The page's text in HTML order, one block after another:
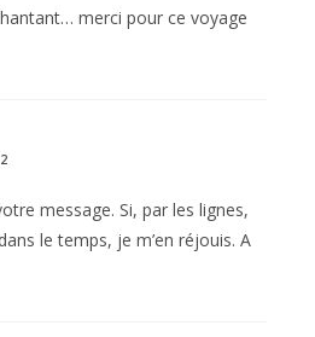
merci pour ce voyage
message. Si, par les lignes,
le temps, je m’en réjouis. A